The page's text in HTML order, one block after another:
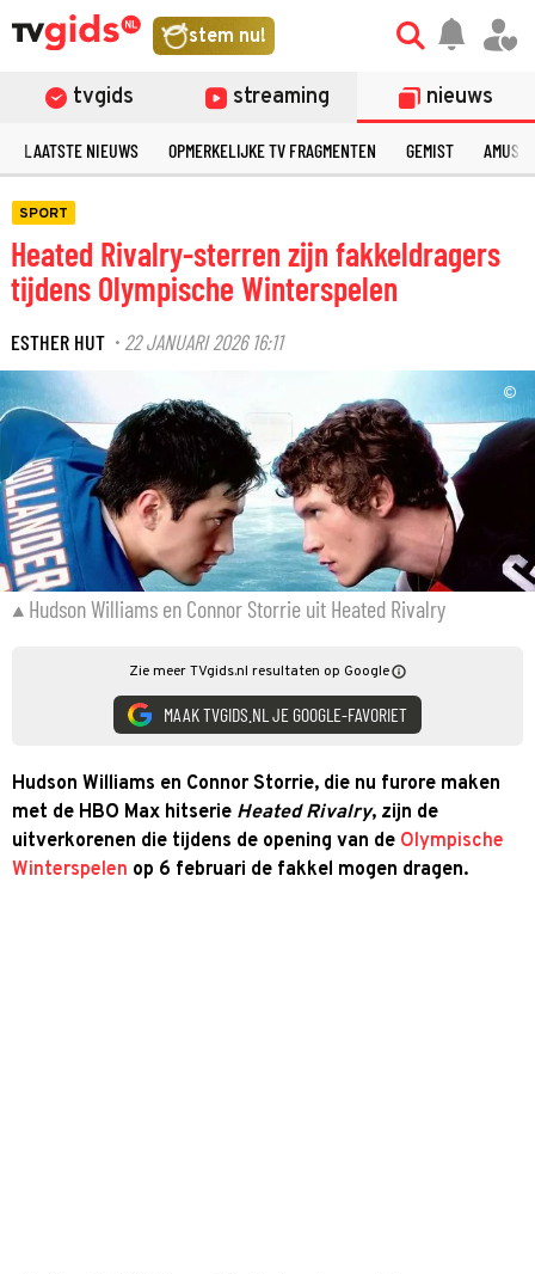
stem nu!
tvgids streaming nieuws
LAATSTE NIEUWS OPMERKELIJKE TV FRAGMENTEN GEMIST
SPORT
Heated Rivalry-sterren zijn fakkeldragers
tijdens Olympische Winterspelen
ESTHER HUT · 22 JANUARI 2026 16:11
©
Hudson Williams en Connor Storrie uit Heated Rivalry
Zie meer TVgids.nl resultaten op Google
MAAK TVGIDS.NL JE GOOGLE-FAVORIET
Hudson Williams en Connor Storrie, die nu furore maken
met de HBO Max hitserie Heated Rivalry, zijn de
uitverkorenen die tijdens de opening van de Olympische
Winterspelen op 6 februari de fakkel mogen dragen.